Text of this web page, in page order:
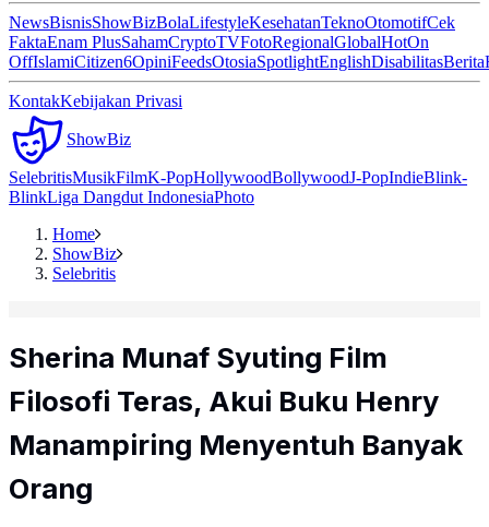
NewsBisnisShowBizBolaLifestyleKesehatanTeknoOtomotifCek
FaktaEnam PlusSahamCryptoTVFotoRegionalGlobalHotOn
OffIslamiCitizen6OpiniFeedsOtosiaSpotlightEnglishDisabilitasBerita
KontakKebijakan Privasi
ShowBiz
SelebritisMusikFilmK-PopHollywoodBollywoodJ-PopIndieBlink-
BlinkLiga Dangdut IndonesiaPhoto
Home
ShowBiz
Selebritis
Sherina Munaf Syuting Film
Filosofi Teras, Akui Buku Henry
Manampiring Menyentuh Banyak
Orang